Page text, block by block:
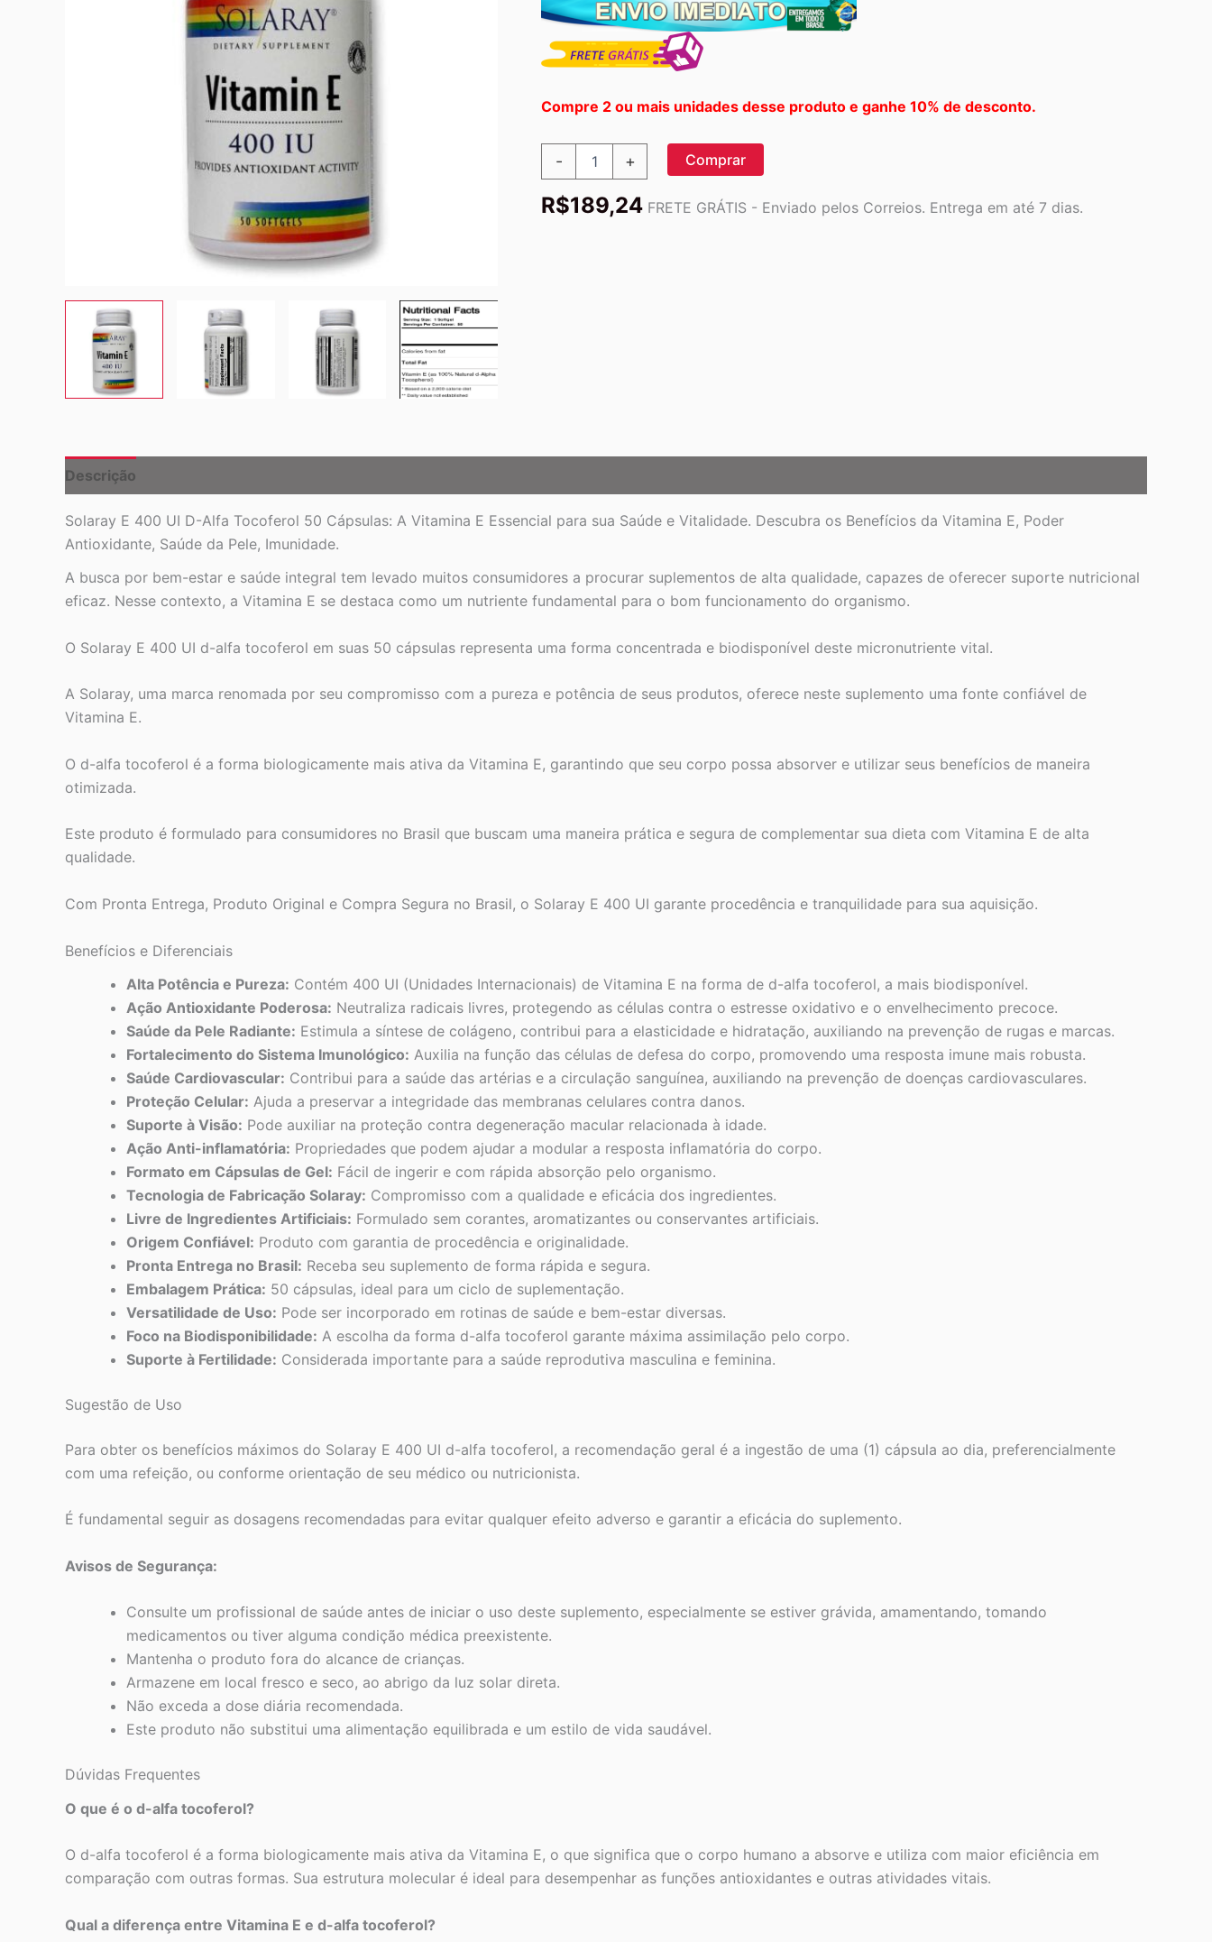
Compre 2 ou mais unidades desse produto e ganhe 10% de desconto.
-
UI
Estar
+ Comprar
R$189,24 FRETE GRÁTIS - Enviado pelos Correios. Entrega em até 7 dias.
Descrição
Solaray E 400 UI D-Alfa Tocoferol 50 Cápsulas: A Vitamina E Essencial para sua Saúde e Vitalidade. Descubra os Benefícios da Vitamina E, Poder
Antioxidante, Saúde da Pele, Imunidade.
A busca por bem-estar e saúde integral tem levado muitos consumidores a procurar suplementos de alta qualidade, capazes de oferecer suporte nutricional
eficaz. Nesse contexto, a Vitamina E se destaca como um nutriente fundamental para o bom funcionamento do organismo.
O Solaray E 400 UI d-alfa tocoferol em suas 50 cápsulas representa uma forma concentrada e biodisponível deste micronutriente vital.
A Solaray, uma marca renomada por seu compromisso com a pureza e potência de seus produtos, oferece neste suplemento uma fonte confiável de
Vitamina E.
O d-alfa tocoferol é a forma biologicamente mais ativa da Vitamina E, garantindo que seu corpo possa absorver e utilizar seus benefícios de maneira
otimizada.
Este produto é formulado para consumidores no Brasil que buscam uma maneira prática e segura de complementar sua dieta com Vitamina E de alta
qualidade.
Com Pronta Entrega, Produto Original e Compra Segura no Brasil, o Solaray E 400 UI garante procedência e tranquilidade para sua aquisição.
Benefícios e Diferenciais
Alta Potência e Pureza: Contém 400 UI (Unidades Internacionais) de Vitamina E na forma de d-alfa tocoferol, a mais biodisponível.
Ação Antioxidante Poderosa: Neutraliza radicais livres, protegendo as células contra o estresse oxidativo e o envelhecimento precoce.
Saúde da Pele Radiante: Estimula a síntese de colágeno, contribui para a elasticidade e hidratação, auxiliando na prevenção de rugas e marcas.
Fortalecimento do Sistema Imunológico: Auxilia na função das células de defesa do corpo, promovendo uma resposta imune mais robusta.
Saúde Cardiovascular: Contribui para a saúde das artérias e a circulação sanguínea, auxiliando na prevenção de doenças cardiovasculares.
Proteção Celular: Ajuda a preservar a integridade das membranas celulares contra danos.
Suporte à Visão: Pode auxiliar na proteção contra degeneração macular relacionada à idade.
Ação Anti-inflamatória: Propriedades que podem ajudar a modular a resposta inflamatória do corpo.
Formato em Cápsulas de Gel: Fácil de ingerir e com rápida absorção pelo organismo.
Tecnologia de Fabricação Solaray: Compromisso com a qualidade e eficácia dos ingredientes.
Livre de Ingredientes Artificiais: Formulado sem corantes, aromatizantes ou conservantes artificiais.
Origem Confiável: Produto com garantia de procedência e originalidade.
Pronta Entrega no Brasil: Receba seu suplemento de forma rápida e segura.
Embalagem Prática: 50 cápsulas, ideal para um ciclo de suplementação.
Versatilidade de Uso: Pode ser incorporado em rotinas de saúde e bem-estar diversas.
Foco na Biodisponibilidade: A escolha da forma d-alfa tocoferol garante máxima assimilação pelo corpo.
Suporte à Fertilidade: Considerada importante para a saúde reprodutiva masculina e feminina.
Sugestão de Uso
Para obter os benefícios máximos do Solaray E 400 UI d-alfa tocoferol, a recomendação geral é a ingestão de uma (1) cápsula ao dia, preferencialmente
com uma refeição, ou conforme orientação de seu médico ou nutricionista.
É fundamental seguir as dosagens recomendadas para evitar qualquer efeito adverso e garantir a eficácia do suplemento.
Avisos de Segurança:
Consulte um profissional de saúde antes de iniciar o uso deste suplemento, especialmente se estiver grávida, amamentando, tomando
medicamentos ou tiver alguma condição médica preexistente.
Mantenha o produto fora do alcance de crianças.
Armazene em local fresco e seco, ao abrigo da luz solar direta.
Não exceda a dose diária recomendada.
Este produto não substitui uma alimentação equilibrada e um estilo de vida saudável.
Dúvidas Frequentes
O que é o d-alfa tocoferol?
O d-alfa tocoferol é a forma biologicamente mais ativa da Vitamina E, o que significa que o corpo humano a absorve e utiliza com maior eficiência em
comparação com outras formas. Sua estrutura molecular é ideal para desempenhar as funções antioxidantes e outras atividades vitais.
Qual a diferença entre Vitamina E e d-alfa tocoferol?